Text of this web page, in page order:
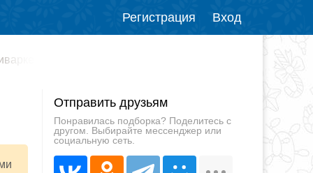
Регистрация Вход
Отправить друзьям
Понравилась подборка? Поделитесь с
другом. Выбирайте мессенджер или
социальную сеть.